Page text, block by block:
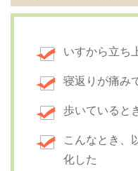
いすから立ち
寝返りが痛み
歩いていると
こんなとき、
化した